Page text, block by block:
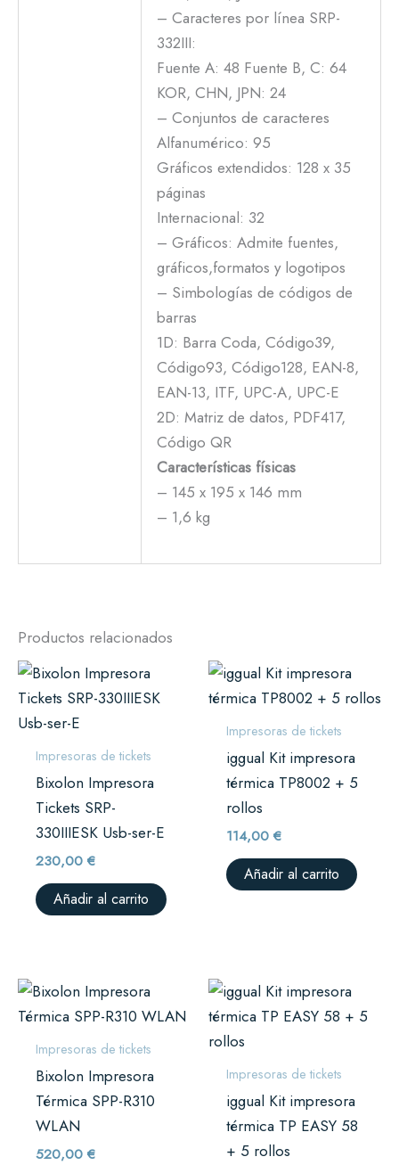
– Caracteres por línea SRP-
332III:
Fuente A: 48 Fuente B, C: 64
KOR, CHN, JPN: 24
– Conjuntos de caracteres
Alfanumérico: 95
Gráficos extendidos: 128 x 35
páginas
Internacional: 32
– Gráficos: Admite fuentes,
gráficos,formatos y logotipos
– Simbologías de códigos de
barras
1D: Barra Coda, Código39,
Código93, Código128, EAN-8,
EAN-13, ITF, UPC-A, UPC-E
2D: Matriz de datos, PDF417,
Código QR
Características físicas
– 145 x 195 x 146 mm
– 1,6 kg
Productos relacionados
Impresoras de tickets
Bixolon Impresora
Tickets SRP-
330IIIESK Usb-ser-E
230,00€
Añadir al carrito
Impresoras de tickets
iggual Kit impresora
térmica TP8002 + 5
rollos
114,00€
Añadir al carrito
Impresoras de tickets
Bixolon Impresora
Térmica SPP-R310
WLAN
520,00€
Impresoras de tickets
iggual Kit impresora
térmica TP EASY 58
+ 5 rollos